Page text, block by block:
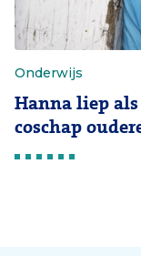
Onderwijs
Hanna liep als
coschap